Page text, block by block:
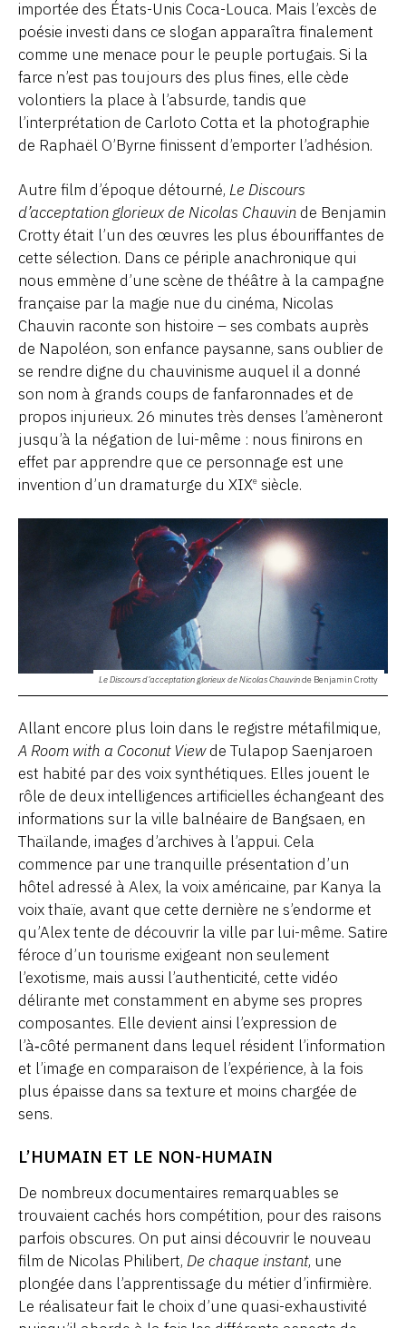
importée des États-Unis Coca-Louca. Mais l’excès de
poésie investi dans ce slogan apparaîtra finalement
comme une menace pour le peuple portugais. Si la
farce n’est pas toujours des plus fines, elle cède
volontiers la place à l’absurde, tandis que
l’interprétation de Carloto Cotta et la photographie
de Raphaël O’Byrne finissent d’emporter l’adhésion.
Autre film d’époque détourné, Le Discours
d’acceptation glorieux de Nicolas Chauvin de Benjamin
Crotty était l’un des œuvres les plus ébouriffantes de
cette sélection. Dans ce périple anachronique qui
nous emmène d’une scène de théâtre à la campagne
française par la magie nue du cinéma, Nicolas
Chauvin raconte son histoire – ses combats auprès
de Napoléon, son enfance paysanne, sans oublier de
se rendre digne du chauvinisme auquel il a donné
son nom à grands coups de fanfaronnades et de
propos injurieux. 26 minutes très denses l’amèneront
jusqu’à la négation de lui-même : nous finirons en
effet par apprendre que ce personnage est une
invention d’un dramaturge du XIXe siècle.
Le Discours d’acceptation glorieux de Nicolas Chauvinde Benjamin Crotty
Allant encore plus loin dans le registre métafilmique,
A Room with a Coconut Viewde Tulapop Saenjaroen
est habité par des voix synthétiques. Elles jouent le
rôle de deux intelligences artificielles échangeant des
informations sur la ville balnéaire de Bangsaen, en
Thaïlande, images d’archives à l’appui. Cela
commence par une tranquille présentation d’un
hôtel adressé à Alex, la voix américaine, par Kanya la
voix thaïe, avant que cette dernière ne s’endorme et
qu’Alex tente de découvrir la ville par lui-même. Satire
féroce d’un tourisme exigeant non seulement
l’exotisme, mais aussi l’authenticité, cette vidéo
délirante met constamment en abyme ses propres
composantes. Elle devient ainsi l’expression de
l’à‑côté permanent dans lequel résident l’information
et l’image en comparaison de l’expérience, à la fois
plus épaisse dans sa texture et moins chargée de
sens.
L’HUMAIN ET LE NON-HUMAIN
De nombreux documentaires remarquables se
trouvaient cachés hors compétition, pour des raisons
parfois obscures. On put ainsi découvrir le nouveau
film de Nicolas Philibert, De chaque instant, une
plongée dans l’apprentissage du métier d’infirmière.
Le réalisateur fait le choix d’une quasi-exhaustivité